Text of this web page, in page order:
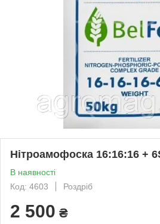
Нітроамофоска 16:16:16 +
В наявності
Код: 4603
Роздріб
2 500 ₴